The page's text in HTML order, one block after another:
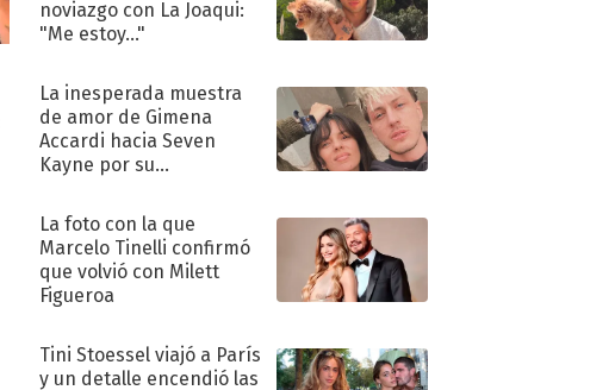
noviazgo con La Joaqui:
"Me estoy..."
La inesperada muestra
de amor de Gimena
Accardi hacia Seven
Kayne por su
La foto con la que
Marcelo Tinelli confirmó
que volvió con Milett
Figueroa
Tini Stoessel viajó a París
y un detalle encendió las